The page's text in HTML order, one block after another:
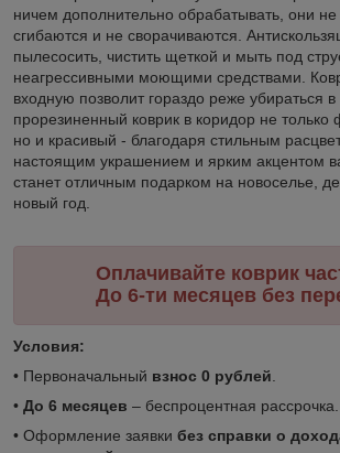
ничем дополнительно обрабатывать, они
сгибаются и не сворачиваются.
пылесосить, чистить щеткой и мыть под
неагрессивными моющими средствами.
входную позволит гораздо реже убираться в
прорезиненный коврик в коридор не только
но и красивый - благодаря стильным
настоящим украшением и ярким акцентом
станет отличным подарком на новоселье,
новый год.
Оплачивайте коврик
До 6-ти месяцев без
Условия:
• Первоначальный взнос 0 рублей
• До 6 месяцев – беспроцентная рассрочка.
• Оформление заявки без справки о